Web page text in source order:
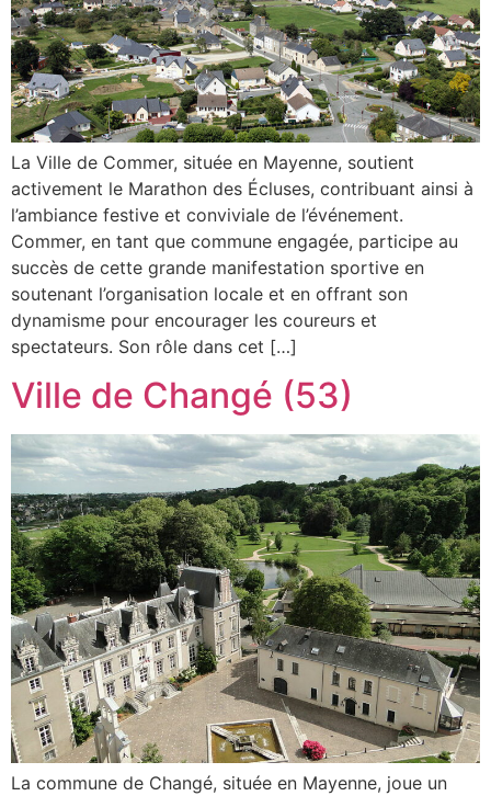
La Ville de Commer, située en Mayenne, soutient
activement le Marathon des Écluses, contribuant ainsi à
l’ambiance festive et conviviale de l’événement.
Commer, en tant que commune engagée, participe au
succès de cette grande manifestation sportive en
soutenant l’organisation locale et en offrant son
dynamisme pour encourager les coureurs et
spectateurs. Son rôle dans cet […]
Ville de Changé (53)
La commune de Changé, située en Mayenne, joue un